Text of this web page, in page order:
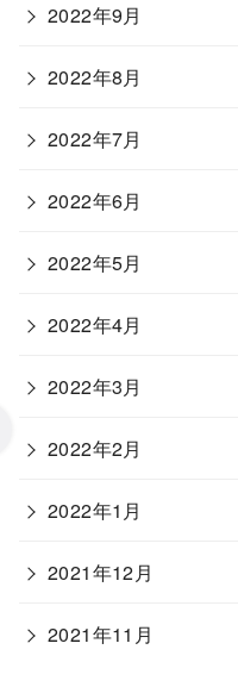
2022年9月
2022年8月
2022年7月
2022年6月
2022年5月
2022年4月
2022年3月
2022年2月
2022年1月
2021年12月
2021年11月